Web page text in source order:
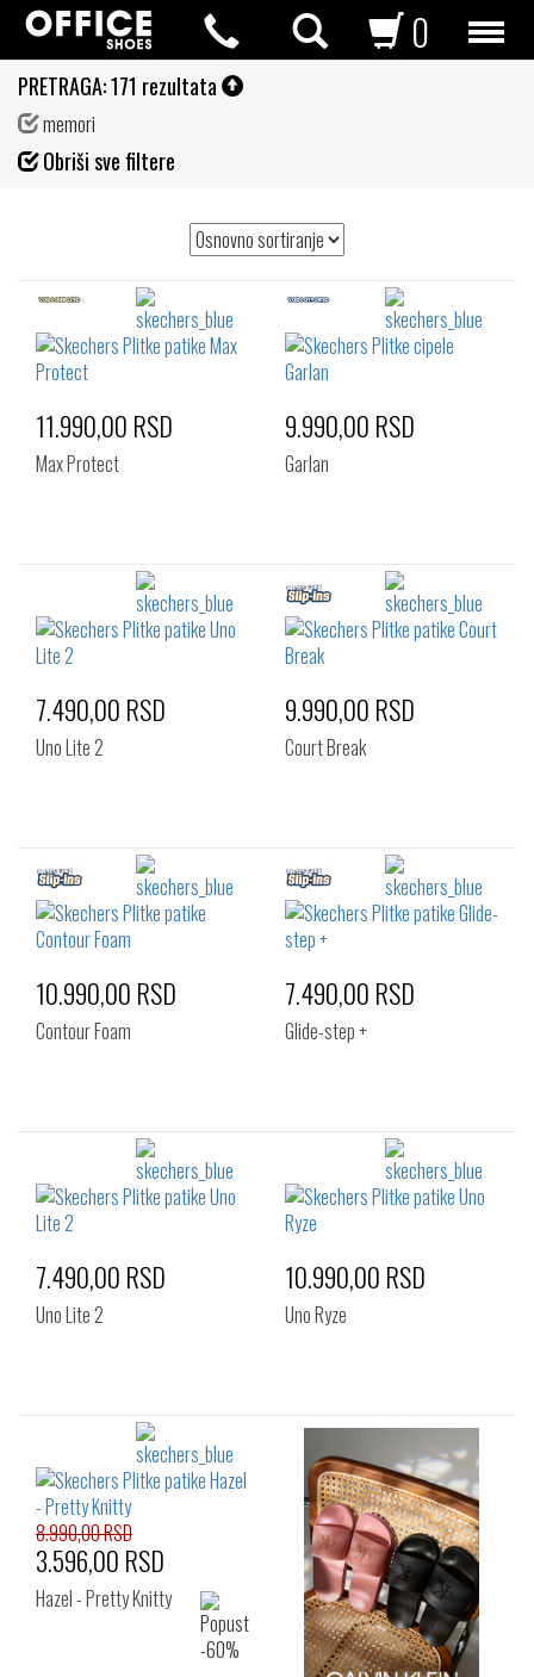
0
PRETRAGA:171 rezultata
memori
Obriši sve filtere
11.990,00 RSD
Max Protect
9.990,00 RSD
Garlan
7.490,00 RSD
Uno Lite 2
9.990,00 RSD
Court Break
10.990,00 RSD
Contour Foam
7.490,00 RSD
Glide-step +
7.490,00 RSD
Uno Lite 2
10.990,00 RSD
Uno Ryze
8.990,00 RSD
3.596,00 RSD
Hazel - Pretty Knitty